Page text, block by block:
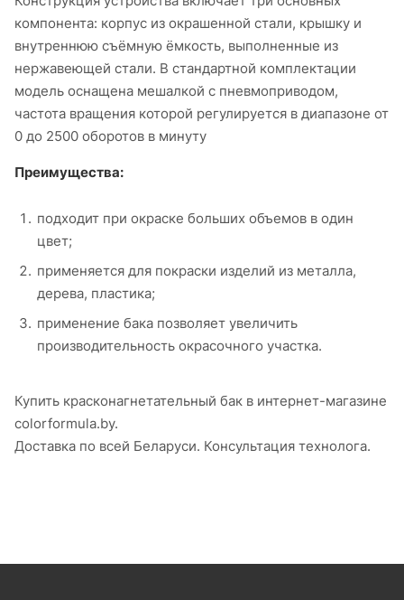
компонента: корпус из окрашенной стали, крышку и
внутреннюю съёмную ёмкость, выполненные из
нержавеющей стали. В стандартной комплектации
модель оснащена мешалкой с пневмоприводом,
частота вращения которой регулируется в диапазоне от
0 до 2500 оборотов в минуту
Преимущества:
подходит при окраске больших объемов в один
цвет;
применяется для покраски изделий из металла,
дерева, пластика;
применение бака позволяет увеличить
производительность окрасочного участка.
Купить красконагнетательный бак в интернет-магазине
colorformula.by.
Доставка по всей Беларуси. Консультация технолога.